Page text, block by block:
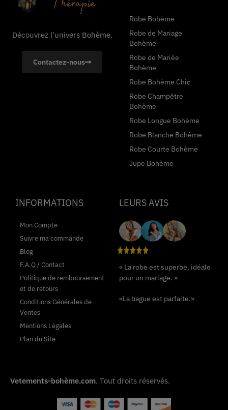
Découvrez l'univers Bohème.
Contactez-nous
Robe Bohème
Robe de Mariage
Bohème
Robe de Mariée
Bohème
Robe Bohème Chic
Robe Champêtre
Bohème
Robe Longue Bohème
Robe Blanche Bohème
Robe Courte Bohème
Jupe Bohème
INFORMATIONS
Mon Compte
Suivre ma commande
Blog
F.A.Q / Contact
Politique de remboursement
et de retours
Conditions Générales de
Ventes
Mentions Légales
Plan du Site
LEURS AVIS
« La robe est superbe, idéale
pour un mariage. »
«La bague est parfaite.»
Vetements-bohème.com. Tout droits réservés.